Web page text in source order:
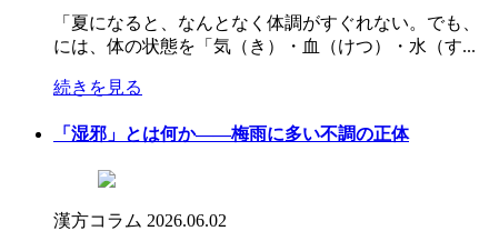
「夏になると、なんとなく体調がすぐれない。で
には、体の状態を「気（き）・血（けつ）・水（す...
続きを見る
「湿邪」とは何か――梅雨に多い不調の正体
漢方コラム 2026.06.02